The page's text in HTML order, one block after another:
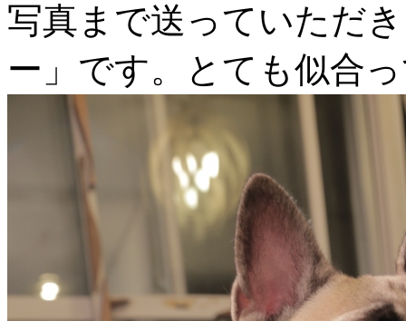
写真まで送っていただ
ー」です。とても似合